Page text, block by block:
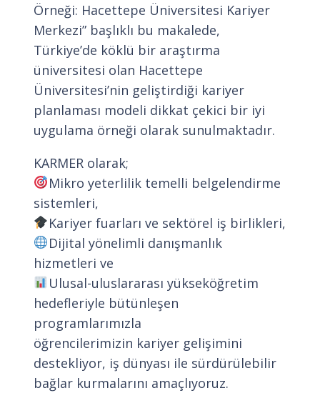
Örneği: Hacettepe Üniversitesi Kariyer
Merkezi” başlıklı bu makalede,
Türkiye’de köklü bir araştırma
üniversitesi olan Hacettepe
Üniversitesi’nin geliştirdiği kariyer
planlaması modeli dikkat çekici bir iyi
uygulama örneği olarak sunulmaktadır.
KARMER olarak;
Mikro yeterlilik temelli belgelendirme
sistemleri,
Kariyer fuarları ve sektörel iş birlikleri,
Dijital yönelimli danışmanlık
hizmetleri ve
Ulusal-uluslararası yükseköğretim
hedefleriyle bütünleşen
programlarımızla
öğrencilerimizin kariyer gelişimini
destekliyor, iş dünyası ile sürdürülebilir
bağlar kurmalarını amaçlıyoruz.